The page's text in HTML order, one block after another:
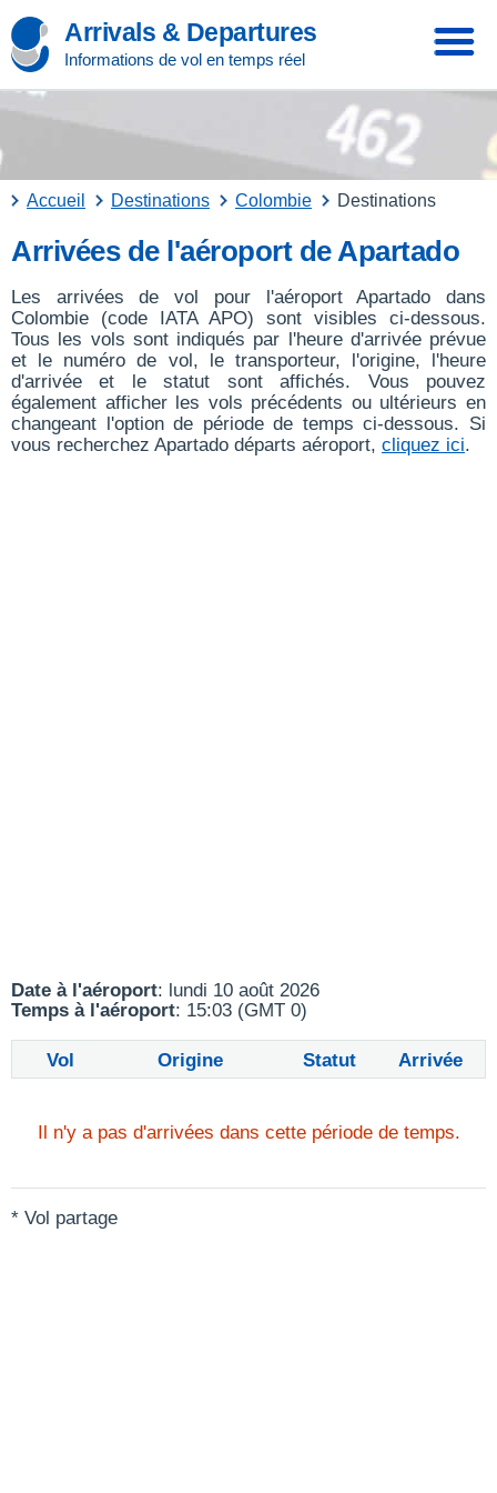
Arrivals & Departures
Informations de vol en temps réel
Accueil Destinations Colombie Destinations
Arrivées de l'aéroport de Apartado
Les arrivées de vol pour l'aéroport Apartado dans
Colombie (code IATA APO) sont visibles ci-dessous.
Tous les vols sont indiqués par l'heure d'arrivée prévue
et le numéro de vol, le transporteur, l'origine, l'heure
d'arrivée et le statut sont affichés. Vous pouvez
également afficher les vols précédents ou ultérieurs en
changeant l'option de période de temps ci-dessous. Si
vous recherchez Apartado départs aéroport, cliquez ici.
Date à l'aéroport: lundi 10 août 2026
Temps à l'aéroport: 15:03 (GMT 0)
Vol Origine Statut Arrivée
Il n'y a pas d'arrivées dans cette période de temps.
* Vol partage